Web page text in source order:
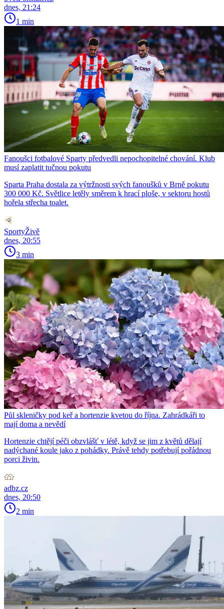
dnes, 21:24
1 min
Fanoušci fotbalové Sparty předvedli nepochopitelné chování. Klub
musí zaplatit tučnou pokutu
Sparta Praha dostala za výtržnosti svých fanoušků v Brně pokutu
300 000 Kč. Světlice letěly směrem k hrací ploše, v sektoru hostů
hořela střecha toalet.
SportyŽivě
dnes, 20:55
3 min
Půl skleničky pod keř a hortenzie kvetou do října. Zahrádkáři to
mají doma a nevědí
Hortenzie chtějí péči obzvlášť v létě, když se jim z květů dělají
nadýchané koule jako z pohádky. Právě tehdy potřebují pořádnou
porci živin.
adbz.cz
dnes, 20:50
2 min